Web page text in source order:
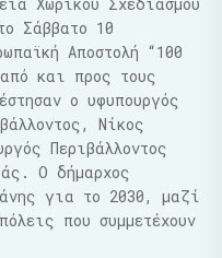
Σάββατο 10
Αποστολή “100
και προς τους
ο υφυπουργός
Νίκος
Περιβάλλοντος
Ο δήμαρχος
για το 2030, μαζί
που συμμετέχουν